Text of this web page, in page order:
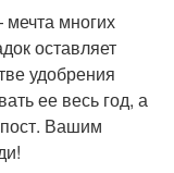
многих
оставляет
удобрения
ее весь год, а
Вашим